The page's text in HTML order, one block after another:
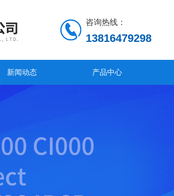
咨询热线：
13816479298
新闻动态 产品中心